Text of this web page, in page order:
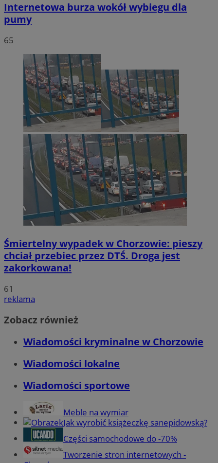
Internetowa burza wokół wybiegu dla
pumy
65
Śmiertelny wypadek w Chorzowie: pieszy
chciał przebiec przez DTŚ. Droga jest
zakorkowana!
61
reklama
Zobacz również
Wiadomości kryminalne w Chorzowie
Wiadomości lokalne
Wiadomości sportowe
Meble na wymiar
Jak wyrobić książeczkę sanepidowską?
Części samochodowe do -70%
Tworzenie stron internetowych -